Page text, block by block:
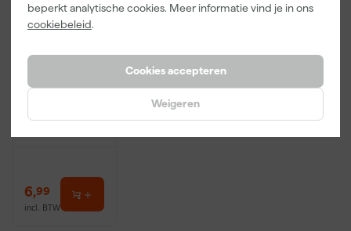
beperkt analytische cookies. Meer informatie vind je in ons
cookiebeleid.
Cookies accepteren
Weigeren
Rilly Multi
Verfreiniger –
6,99
incl. BTW